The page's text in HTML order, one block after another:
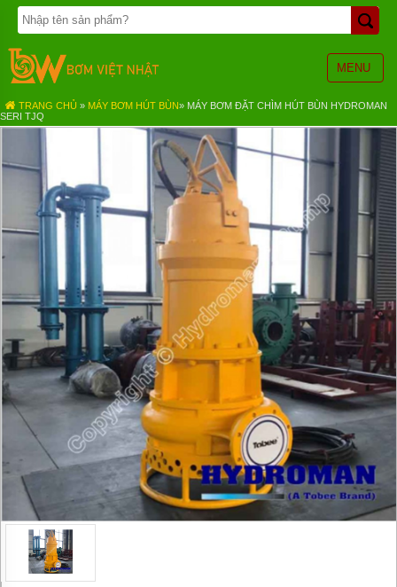
MENU
TRANG
CHỦ
BƠM
BÁNH
BƠM
MÀNG
NÉN
LƯỢNG
CHÌM
NƯỚC
THẢI
MÁY
BƠM
HÚT
BÙN
BƠM
TĂNG
BƠM
TRỤC
TRANG CHỦ » MÁY BƠM HÚT BÙN» MÁY BƠM ĐẶT CHÌM HÚT BÙN HYDROMAN
SERI TJQ